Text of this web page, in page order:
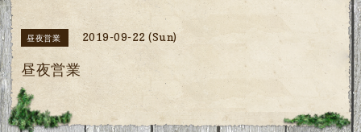
昼夜営業 2019-09-22 (Sun)
昼夜営業